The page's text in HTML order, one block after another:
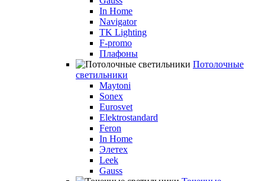
In Home
Navigator
TK Lighting
F-promo
Плафоны
Потолочные
светильники
Maytoni
Sonex
Eurosvet
Elektrostandard
Feron
In Home
Элетех
Leek
Gauss